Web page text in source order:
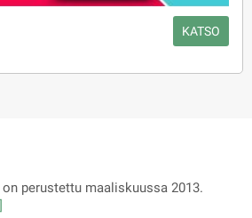
KATSO
perustettu maaliskuussa 2013.